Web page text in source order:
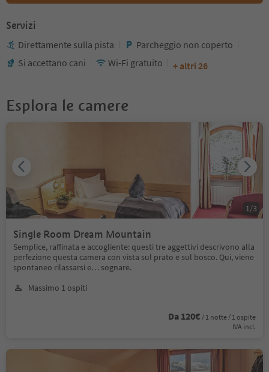
Servizi
Direttamente sulla pista
Parcheggio non coperto
Si accettano cani
Wi-Fi gratuito + altri 26
Esplora le camere
Single Room Dream Mountain
Semplice, raffinata e accogliente: questi tre aggettivi descrivono alla
perfezione questa camera con vista sul prato e sul bosco. Qui, viene
spontaneo rilassarsi e… sognare.
Massimo 1 ospiti
Da 120€ / 1 notte / 1 ospite
IVA incl.
1 /3